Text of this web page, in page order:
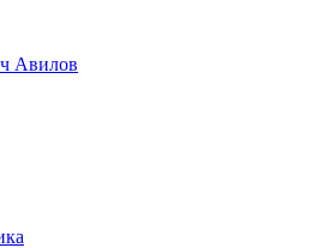
Авилов